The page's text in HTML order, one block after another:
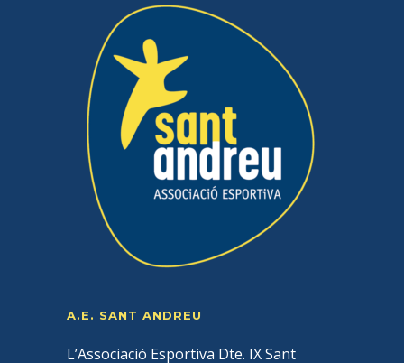
A.E. SANT ANDREU
L’Associació Esportiva Dte. IX Sant